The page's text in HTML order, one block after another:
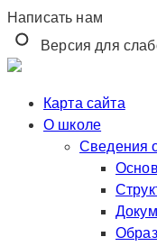
Написать нам
Версия для
Карта сайта
О школе
Сведения